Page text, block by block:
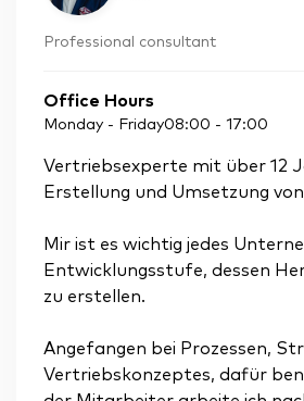
Professional consultant
Office Hours
Monday - Friday08:00 - 17:00
Vertriebsexperte mit über 12
Erstellung und Umsetzung
Mir ist es wichtig jedes
Entwicklungsstufe, dessen
zu erstellen.
Angefangen bei Prozessen,
Vertriebskonzeptes, dafür